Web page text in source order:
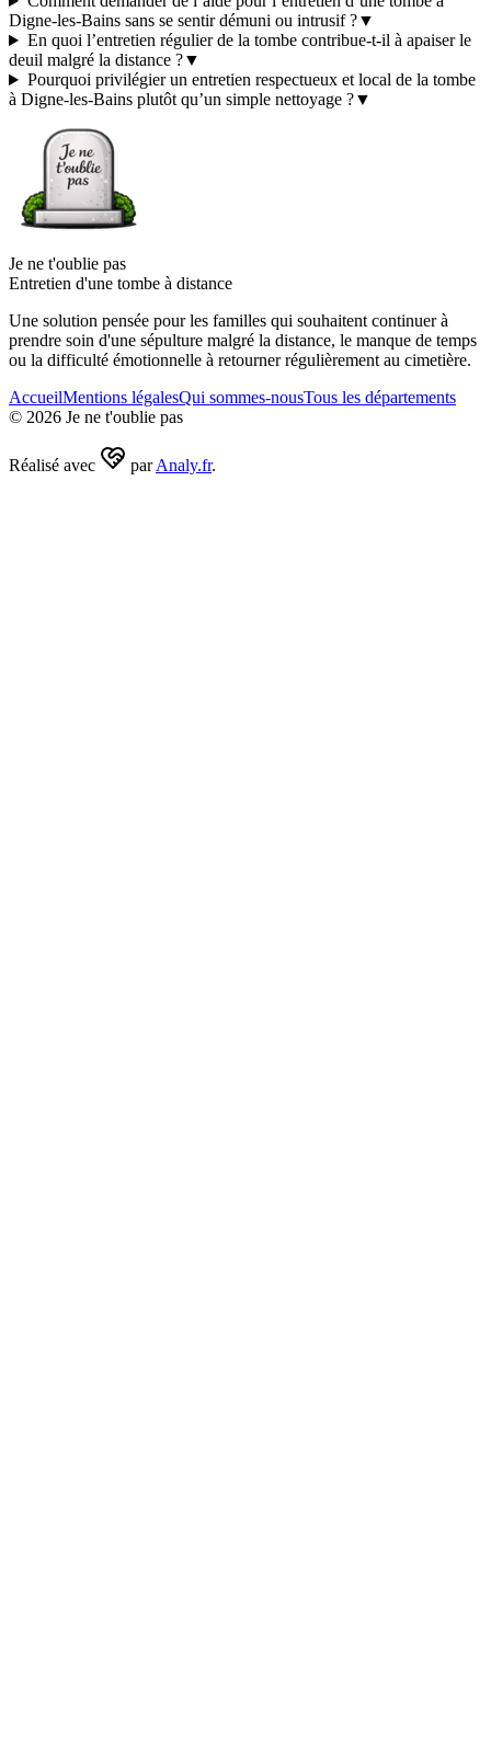
Digne-les-Bains sans se sentir démuni ou intrusif ?▼
En quoi l’entretien régulier de la tombe contribue-t-il à apaiser le
deuil malgré la distance ?▼
Pourquoi privilégier un entretien respectueux et local de la tombe
à Digne-les-Bains plutôt qu’un simple nettoyage ?▼
Je ne t'oublie pas
Entretien d'une tombe à distance
Une solution pensée pour les familles qui souhaitent continuer à
prendre soin d'une sépulture malgré la distance, le manque de temps
ou la difficulté émotionnelle à retourner régulièrement au cimetière.
AccueilMentions légalesQui sommes-nousTous les départements
© 2026 Je ne t'oublie pas
Réalisé avec par Analy.fr.